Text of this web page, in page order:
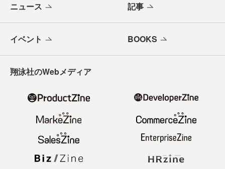
ニュース 記事
イベント BOOKS
翔泳社のWebメディア